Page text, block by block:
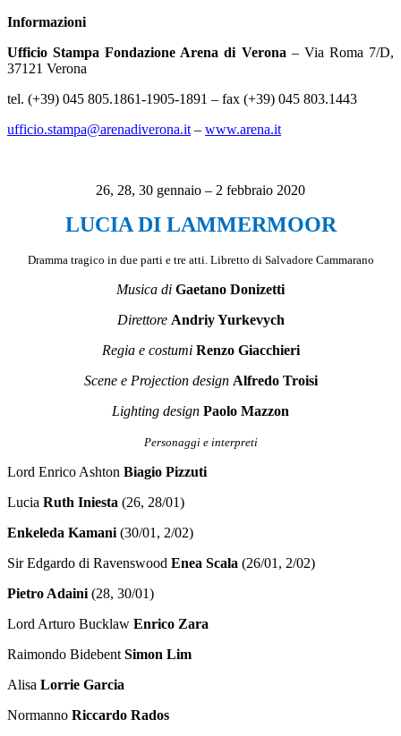
Informazioni
Ufficio Stampa Fondazione Arena di Verona – Via Roma 7/D,
37121 Verona
tel. (+39) 045 805.1861-1905-1891 – fax (+39) 045 803.1443
ufficio.stampa@arenadiverona.it – www.arena.it
26, 28, 30 gennaio – 2 febbraio 2020
LUCIA DI LAMMERMOOR
Dramma tragico in due parti e tre atti. Libretto di Salvadore Cammarano
Musica di Gaetano Donizetti
Direttore Andriy Yurkevych
Regia e costumi Renzo Giacchieri
Scene e Projection design Alfredo Troisi
Lighting design Paolo Mazzon
Personaggi e interpreti
Lord Enrico Ashton Biagio Pizzuti
Lucia Ruth Iniesta (26, 28/01)
Enkeleda Kamani (30/01, 2/02)
Sir Edgardo di Ravenswood Enea Scala (26/01, 2/02)
Pietro Adaini (28, 30/01)
Lord Arturo Bucklaw Enrico Zara
Raimondo Bidebent Simon Lim
Alisa Lorrie Garcia
Normanno Riccardo Rados